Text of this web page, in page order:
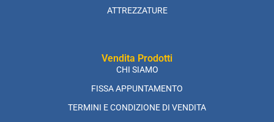
ATTREZZATURE
Vendita Prodotti
CHI SIAMO
FISSA APPUNTAMENTO
TERMINI E CONDIZIONE DI VENDITA